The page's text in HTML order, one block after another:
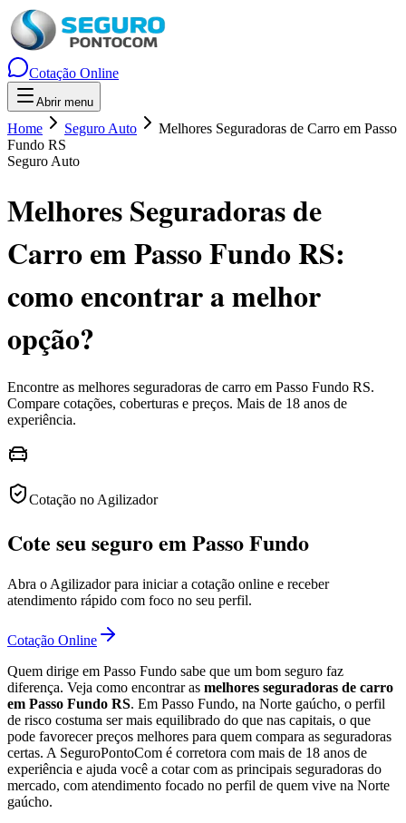
Cotação Online
Abrir menu
Home Seguro Auto
Melhores Seguradoras de Carro em Passo
Fundo RS
Seguro Auto
Melhores Seguradoras de
Carro em Passo Fundo RS:
como encontrar a melhor
opção?
Encontre as melhores seguradoras de carro em Passo Fundo RS.
Compare cotações, coberturas e preços. Mais de 18 anos de
experiência.
Cotação no Agilizador
Cote seu seguro em Passo Fundo
Abra o Agilizador para iniciar a cotação online e receber
atendimento rápido com foco no seu perfil.
Cotação Online
Quem dirige em Passo Fundo sabe que um bom seguro faz
diferença. Veja como encontrar as melhores seguradoras de carro
em Passo Fundo RS. Em Passo Fundo, na Norte gaúcho, o perfil
de risco costuma ser mais equilibrado do que nas capitais, o que
pode favorecer preços melhores para quem compara as seguradoras
certas. A SeguroPontoCom é corretora com mais de 18 anos de
experiência e ajuda você a cotar com as principais seguradoras do
mercado, com atendimento focado no perfil de quem vive na Norte
gaúcho.